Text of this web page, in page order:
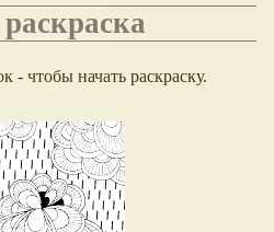
раскраска
- чтобы начать раскраску.